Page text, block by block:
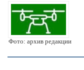
Фото: архив редакции